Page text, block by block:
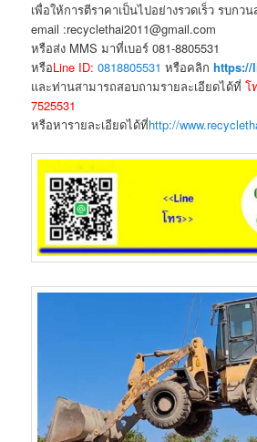
เพื่อให้การตีราคาเป็นไปอย่างรวดเร็ว รบกว
email :recyclethai2011@gmail.com
หรือส่ง MMS มาที่เบอร์ 081-8805531
หรือLine ID:0818805531 หรือคลิกhttps://
และท่านสามารถสอบถามรายละเอียดได้ที่โ
7525531
หรือหารายละเอียดได้ที่http://